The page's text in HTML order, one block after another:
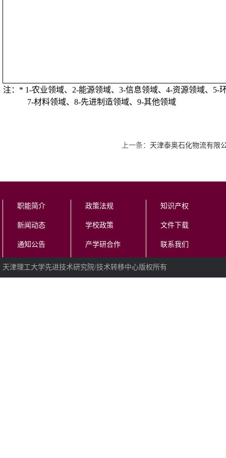
注： * 1-农业领域、 2-能源领域、 3-信息领域、 4-资源领域、 5-
7-材料领域、 8-先进制造领域、 9-其他领域
上一条： 天津泰奥石化物流有限
职能简介
新闻动态
通知公告
政策法规
学校政策
产学研合作
知识产权
文件下载
联系我们
天津理工大学先进技术研究院/技术转移中心版权所有